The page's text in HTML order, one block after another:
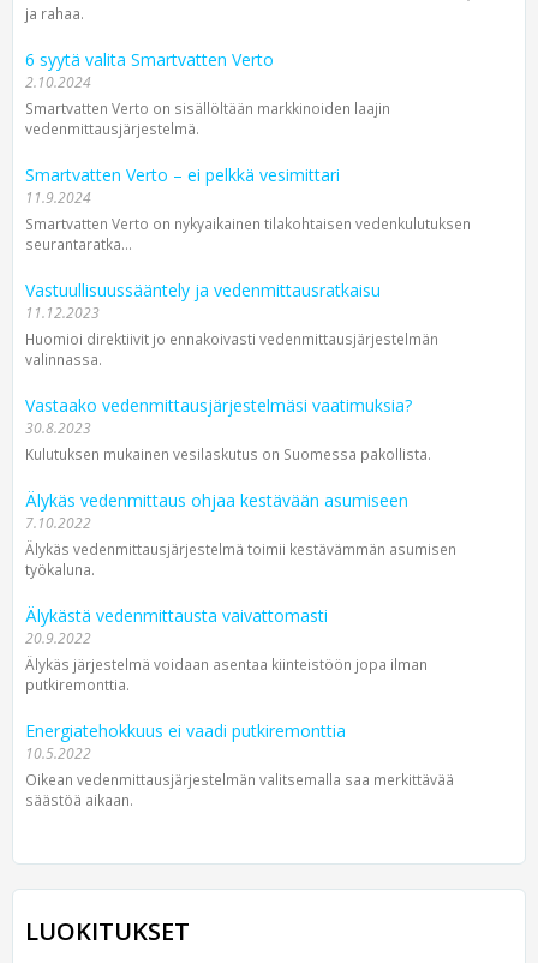
ja rahaa.
6 syytä valita Smartvatten Verto
2.10.2024
Smartvatten Verto on sisällöltään markkinoiden laajin
vedenmittausjärjestelmä.
Smartvatten Verto – ei pelkkä vesimittari
11.9.2024
Smartvatten Verto on nykyaikainen tilakohtaisen vedenkulutuksen
seurantaratka...
Vastuullisuussääntely ja vedenmittausratkaisu
11.12.2023
Huomioi direktiivit jo ennakoivasti vedenmittausjärjestelmän
valinnassa.
Vastaako vedenmittausjärjestelmäsi vaatimuksia?
30.8.2023
Kulutuksen mukainen vesilaskutus on Suomessa pakollista.
Älykäs vedenmittaus ohjaa kestävään asumiseen
7.10.2022
Älykäs vedenmittausjärjestelmä toimii kestävämmän asumisen
työkaluna.
Älykästä vedenmittausta vaivattomasti
20.9.2022
Älykäs järjestelmä voidaan asentaa kiinteistöön jopa ilman
putkiremonttia.
Energiatehokkuus ei vaadi putkiremonttia
10.5.2022
Oikean vedenmittausjärjestelmän valitsemalla saa merkittävää
säästöä aikaan.
LUOKITUKSET